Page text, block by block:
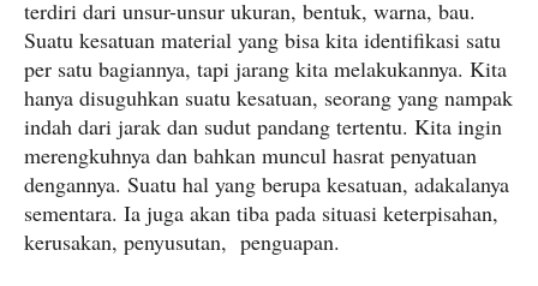
terdiri dari unsur-unsur ukuran, bentuk, warna, bau.
Suatu kesatuan material yang bisa kita identifikasi satu
per satu bagiannya, tapi jarang kita melakukannya. Kita
hanya disuguhkan suatu kesatuan, seorang yang nampak
indah dari jarak dan sudut pandang tertentu. Kita ingin
merengkuhnya dan bahkan muncul hasrat penyatuan
dengannya. Suatu hal yang berupa kesatuan, adakalanya
sementara. Ia juga akan tiba pada situasi keterpisahan,
kerusakan, penyusutan, penguapan.